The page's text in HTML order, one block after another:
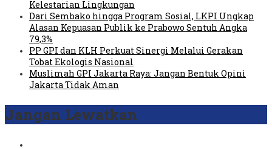
Kelestarian Lingkungan
Dari Sembako hingga Program Sosial, LKPI Ungkap
Alasan Kepuasan Publik ke Prabowo Sentuh Angka
79,3%
PP GPI dan KLH Perkuat Sinergi Melalui Gerakan
Tobat Ekologis Nasional
Muslimah GPI Jakarta Raya: Jangan Bentuk Opini
Jakarta Tidak Aman
Jangan Lewatkan